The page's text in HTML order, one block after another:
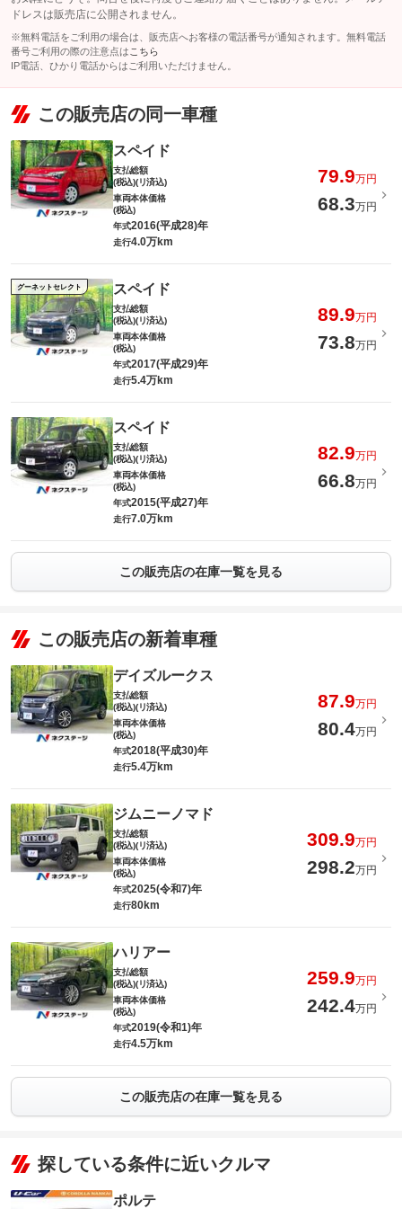
ドレスは販売店に公開されません。
※無料電話をご利用の場合は、販売店へお客様の電話番号が通知されます。無料電話
番号ご利用の際の注意点は こちら
IP電話、ひかり電話からはご利用いただけません。
この販売店の同一車種
スペイド
支払総額
(税込)(リ済込)
79.9万円
車両本体価格
(税込)
68.3万円
年式2016(平成28)年
走行4.0万km
グーネットセレクト スペイド
支払総額
(税込)(リ済込)
89.9万円
車両本体価格
(税込)
73.8万円
年式2017(平成29)年
走行5.4万km
スペイド
支払総額
(税込)(リ済込)
82.9万円
車両本体価格
(税込)
66.8万円
年式2015(平成27)年
走行7.0万km
この販売店の在庫一覧を見る
この販売店の新着車種
デイズルークス
支払総額
(税込)(リ済込)
87.9万円
車両本体価格
(税込)
80.4万円
年式2018(平成30)年
走行5.4万km
ジムニーノマド
支払総額
(税込)(リ済込)
309.9万円
車両本体価格
(税込)
298.2万円
年式2025(令和7)年
走行80km
ハリアー
支払総額
(税込)(リ済込)
259.9万円
車両本体価格
(税込)
242.4万円
年式2019(令和1)年
走行4.5万km
この販売店の在庫一覧を見る
探している条件に近いクルマ
ポルテ